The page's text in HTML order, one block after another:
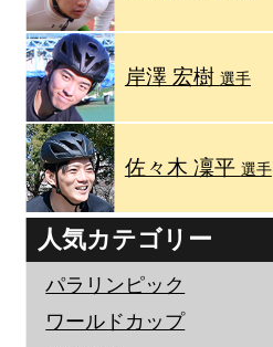
岸澤 宏樹 選手
佐々木 凜平 選手
人気カテゴリー
パラリンピック
ワールドカップ